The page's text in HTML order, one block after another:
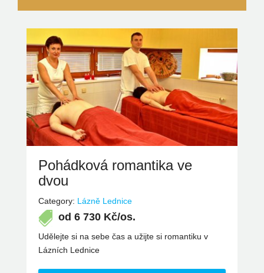
Pohádková romantika ve
dvou
Category: Lázně Lednice
od 6 730 Kč/os.
Udělejte si na sebe čas a užijte si romantiku v
Lázních Lednice